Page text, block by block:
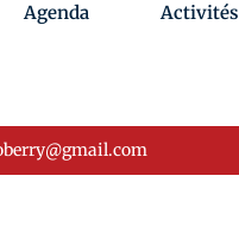
Agenda Activités